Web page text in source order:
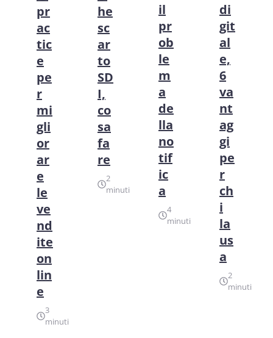
pr
ac
tic
e
pe
r
mi
gli
or
ar
e
le
ve
nd
ite
on
lin
e
3
minuti
he
sc
ar
to
SD
I,
co
sa
fa
re
2
minuti
il
pr
ob
le
m
a
de
lla
no
tif
ic
a
4
minuti
di
git
al
e,
6
va
nt
ag
gi
pe
r
ch
i
la
us
a
2
minuti